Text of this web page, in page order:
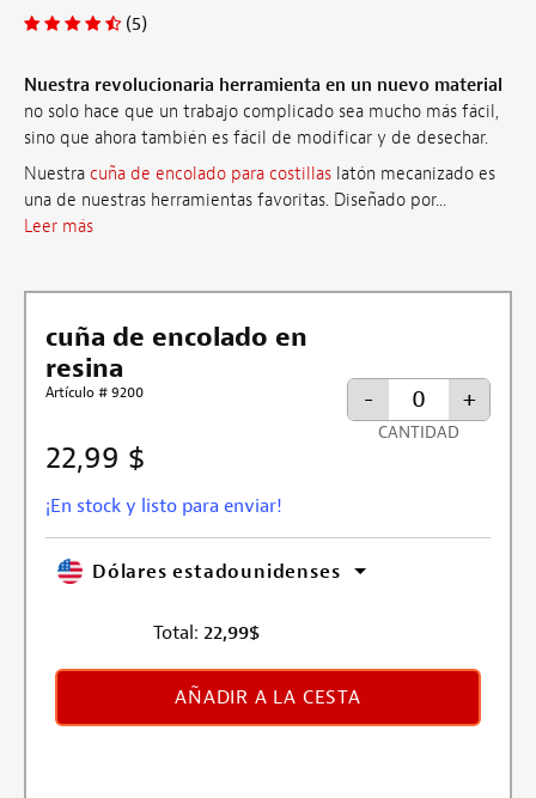
(5)
Nuestra revolucionaria herramienta en un nuevo material
no solo hace que un trabajo complicado sea mucho más fácil,
sino que ahora también es fácil de modificar y de desechar.
Nuestra cuña de encolado para costillas latón mecanizado es
una de nuestras herramientas favoritas. Diseñado por...
Leer más
cuña de encolado en
resina
Artículo # 9200
22,99 $
¡En stock y listo para enviar!
- +
CANTIDAD
Dólares estadounidenses
Total: 22,99$
AÑADIR A LA CESTA